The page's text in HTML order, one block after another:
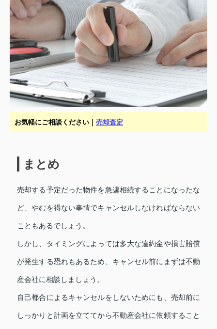
お気軽にご相談ください｜ 売却査定
まとめ
売却する予定だった物件を急遽相続することになったな
ど、やむを得ない事情でキャンセルしなければならない
こともあるでしょう。
しかし、タイミングによっては多大な違約金や損害賠償
が発生する恐れもあるため、キャンセル前にまずは不動
産会社に相談しましょう。
自己都合によるキャンセルをしないためにも、売却前に
しっかりと計画を立ててから不動産会社に依頼すること